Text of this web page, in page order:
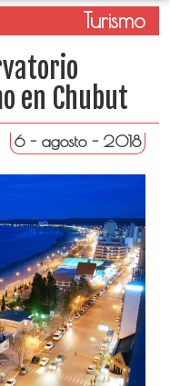
Turismo
en Chubut
6 - agosto - 2018